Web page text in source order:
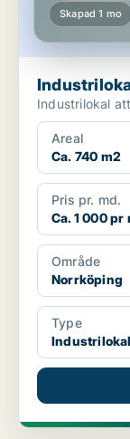
Skapad 1 mo
Industrilokal
Areal
Ca. 740 m2
Pris pr. md.
Ca. 1 000 pr
Område
Norrköping
Type
Industrilokal